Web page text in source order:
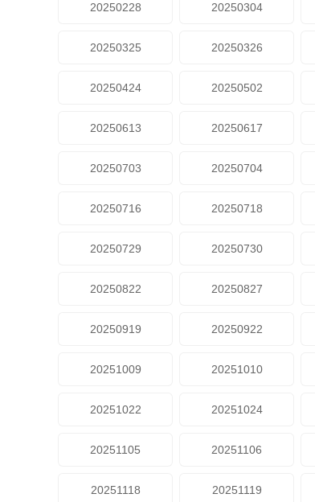
20250228 20250304
20250325 20250326
20250424 20250502
20250613 20250617
20250703 20250704
20250716 20250718
20250729 20250730
20250822 20250827
20250919 20250922
20251009 20251010
20251022 20251024
20251105 20251106
20251118 20251119